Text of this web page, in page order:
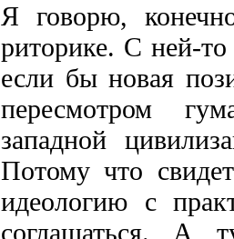
Я говорю,
риторике. С ней-
если бы новая
пересмотром
западной
Потому что
идеологию с
соглашаться. А